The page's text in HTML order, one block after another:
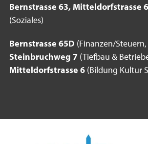
Bernstrasse 63, Mitteldorfstrasse
(Soziales)
Bernstrasse 65D (Finanzen/
Steinbruchweg 7 (Tiefbau &
Mitteldorfstrasse 6 (Bildung Kultur